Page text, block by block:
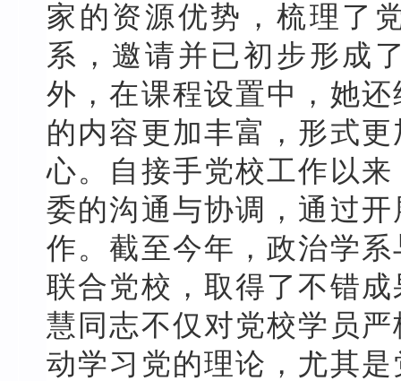
家的资源优势，梳理了
系，邀请并已初步形成
外，在课程设置中，她
的内容更加丰富，形式
心。自接手党校工作以
委的沟通与协调，通过
作。截至今年，政治学
联合党校，取得了不错
慧同志不仅对党校学员
动学习党的理论，尤其